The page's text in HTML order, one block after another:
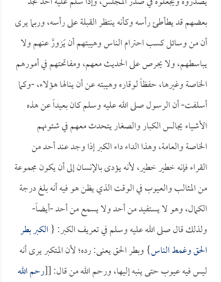
بعضهم قد يطأطئ رأسه وكأنه ينتظر القبلة على رأسه، وربما يرى
أن من وسائل كسب احترام الناس وهيبتهم أن يَزورَّ عنهم ولا
يباسطهم، ولا يحرص على الحديث معهم، ومفاتحتهم في أمورهم
الخاصة وغيرها، حفظاً لوقاره وهيبته عن أن ينالها هؤلاء، -وكما
أسلفت- أن الرسول صلى الله عليه وسلم كان بعيداً عن هذه
الأشياء يجالس الكبار والصغار يتحدث معهم في شئونهم
الخاصة والعامة، وهذا الداء داء الكبر إذا وجد عند أحد من
القراء فإنه خطير خطير، لأنه يؤدى بالإنسان إلى أن يكون مجموعة
من المثالب والعيوب في الوقت الذي يظن هو فيه أنه بلغ درجة
الكمال، وهو لا يستفيد من أحد ولا يسمع من أحد -أيضاً-
ولذلك قال صلى الله عليه وسلم في تعريف الكبر: {الكبر بطر
الحق وغمط الناس} وبطر الحق يعنى: رده؛ لأن المتكبر يرى أنه
ليس فيه عيوب حتى ينبه إليها، ورحم الله من قال: [[رحم الله